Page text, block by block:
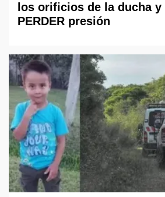
los orificios de la ducha y
PERDER presión